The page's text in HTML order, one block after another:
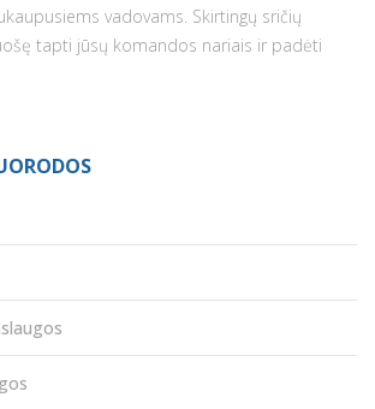
vadovams. Skirtingų sričių
tapti jūsų komandos nariais ir padėti